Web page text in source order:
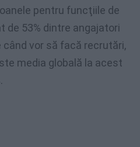
pentru funcţiile de
de 53% dintre angajatori
când vor să facă recrutări,
media globală la acest